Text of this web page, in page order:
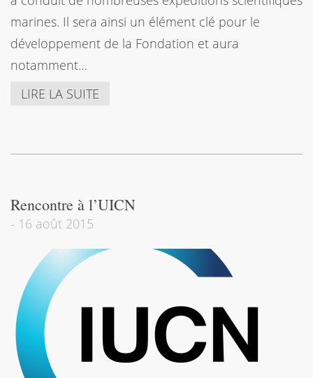
marines. Il sera ainsi un élément clé pour le
développement de la Fondation et aura
notamment…
LIRE LA SUITE
Rencontre à l’UICN
- 16 août 2015